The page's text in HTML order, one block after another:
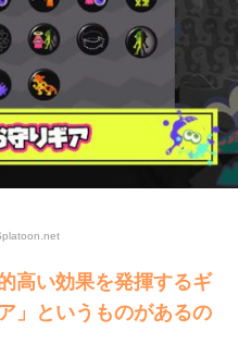
高い効果を発揮するギ
」というものがあるの